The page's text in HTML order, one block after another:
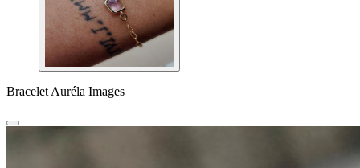
Bracelet Auréla Images